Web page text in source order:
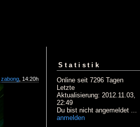
zabong , 14:20h
Statistik
Online seit 7296 Tagen
Letzte
Aktualisierung: 2012.11.03,
22:49
Du bist nicht angemeldet ...
anmelden